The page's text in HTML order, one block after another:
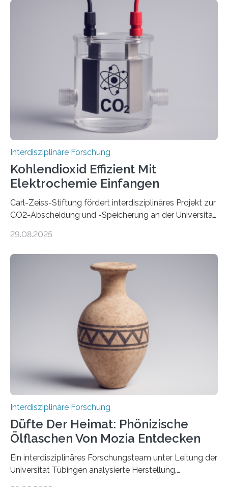
Industrie. In Zukunft wird das voraussichtlich noch
Roboter-Teams eigentlich währenddessen? Und vor
allem wie? „Uns interessiert, ob Menschen im Team mit
dem Roboter anders sprechen als im Team mit
anderen Menschen“, so die Sprachwissenschaftlerin
Prof. Dr. Christina Sanchez-Stockhammer von der
Technischen Universität…
Interdisziplinäre Forschung
Kohlendioxid Effizient Mit
Elektrochemie Einfangen
Carl-Zeiss-Stiftung fördert interdisziplinäres Projekt zur
CO2-Abscheidung und -Speicherung an der Universität
von CO2-Emissionen gilt als wichtige Maßnahme zur
Erdatmosphäre, sondern auch das Fangen und
Speichern des Treibhausgases aus der Luft.
Dementsprechend hat auch die aktuelle
Bundesregierung in ihrem Koalitionsvertrag die
Entwicklung von CO2-Abscheidungs- und
Speicherungstechnologien als Ziel ausgegeben.
Insbesondere das sogenannte Direct Air Capture (DAC)
betrachtet sie dabei als „vielversprechende
Zukunftstechnologie, um Negativemissionen zu heben“.
Wissenschaftlerinnen…
29.08.2025
Interdisziplinäre Forschung
Düfte Der Heimat: Phönizische
Ölflaschen Von Mozia Entdecken
Ein interdisziplinäres Forschungsteam unter Leitung der
Universität Tübingen analysierte Herstellung,